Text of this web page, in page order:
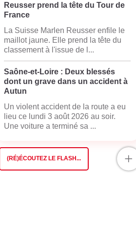
Reusser prend la tête du Tour de
France
La Suisse Marlen Reusser enfile le
maillot jaune. Elle prend la tête du
classement à l'issue de l...
Saône-et-Loire : Deux blessés
dont un grave dans un accident à
Autun
Un violent accident de la route a eu
lieu ce lundi 3 août 2026 au soir.
Une voiture a terminé sa ...
(RÉ)ÉCOUTEZ LE FLASH... +